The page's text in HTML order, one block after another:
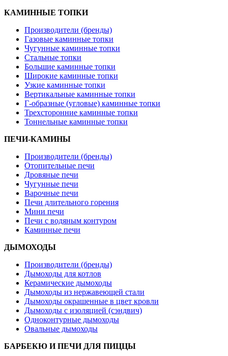
КАМИННЫЕ ТОПКИ
Производители (бренды)
Газовые каминные топки
Чугунные каминные топки
Стальные топки
Большие каминные топки
Широкие каминные топки
Узкие каминные топки
Вертикальные каминные топки
Г-образные (угловые) каминные топки
Трехсторонние каминные топки
Тоннельные каминные топки
ПЕЧИ-КАМИНЫ
Производители (бренды)
Отопительные печи
Дровяные печи
Чугунные печи
Варочные печи
Печи длительного горения
Мини печи
Печи с водяным контуром
Каминные печи
ДЫМОХОДЫ
Производители (бренды)
Дымоходы для котлов
Керамические дымоходы
Дымоходы из нержавеющей стали
Дымоходы окрашенные в цвет кровли
Дымоходы с изоляцией (сэндвич)
Одноконтурные дымоходы
Овальные дымоходы
БАРБЕКЮ И ПЕЧИ ДЛЯ ПИЦЦЫ